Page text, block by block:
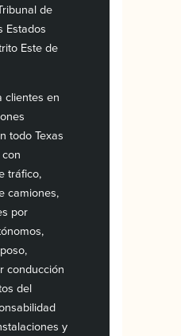
de
Estados
Este de
clientes en
todo Texas
tráfico,
camiones,
por
conducción
del
y